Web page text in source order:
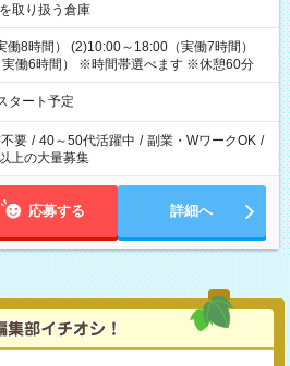
取り扱う倉庫
8時間） (2)10:00～18:00（実働7時間）
働6時間） ※時間帯選べます ※休憩60分
タート予定
要 / 40～50代活躍中 / 副業・WワークOK /
上の大量募集
応募する 詳細へ